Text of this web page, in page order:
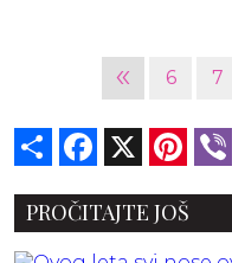
« 6 7
Share Facebook
PROČITAJTE JOŠ